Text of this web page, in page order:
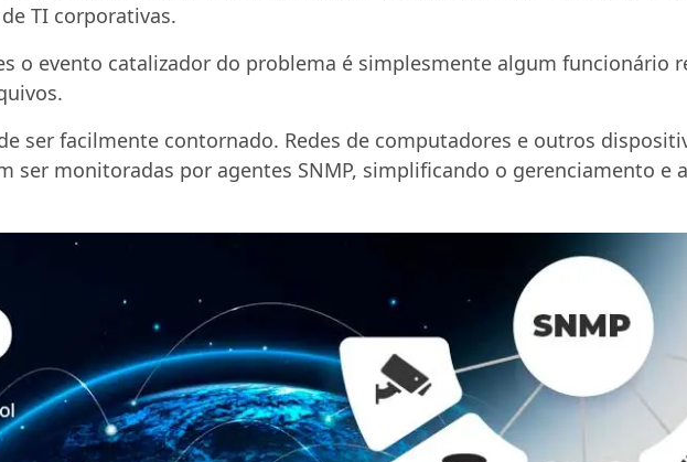
TI corporativas.
o evento catalizador do problema é simplesmente algum funcionário
ser facilmente contornado. Redes de computadores e outros
ser monitoradas por agentes SNMP, simplificando o gerenciamento e